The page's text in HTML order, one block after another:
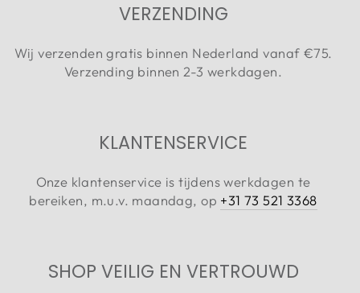
VERZENDING
Wij verzenden gratis binnen Nederland vanaf €75.
Verzending binnen 2-3 werkdagen.
KLANTENSERVICE
Onze klantenservice is tijdens werkdagen te
bereiken, m.u.v. maandag, op +31 73 521 3368
SHOP VEILIG EN VERTROUWD